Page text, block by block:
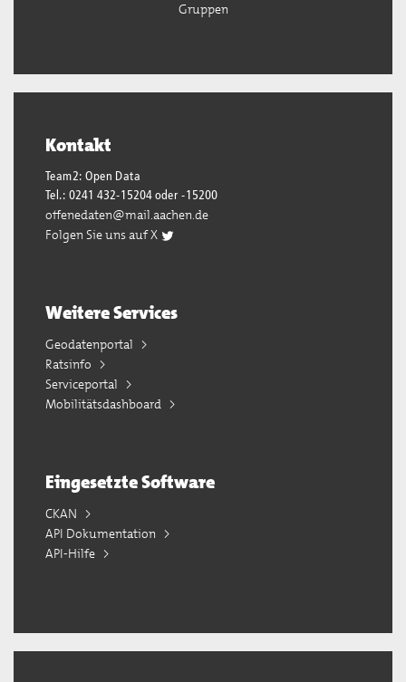
Gruppen
Kontakt
Team2: Open Data
Tel.: 0241 432-15204 oder -15200
offenedaten@mail.aachen.de
Folgen Sie uns auf X
Weitere Services
Geodatenportal
Ratsinfo
Serviceportal
Mobilitätsdashboard
Eingesetzte Software
CKAN
API Dokumentation
API-Hilfe